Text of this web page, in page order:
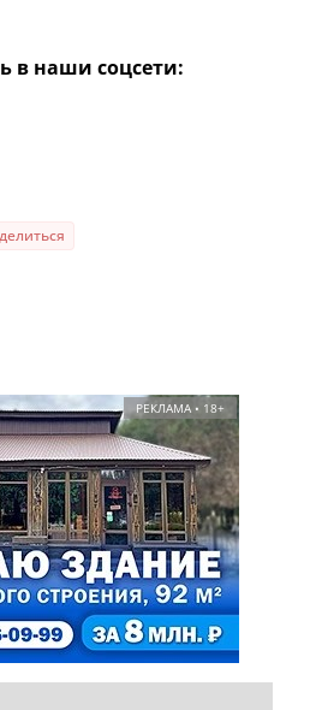
в наши соцсети:
РЕКЛАМА • 18+